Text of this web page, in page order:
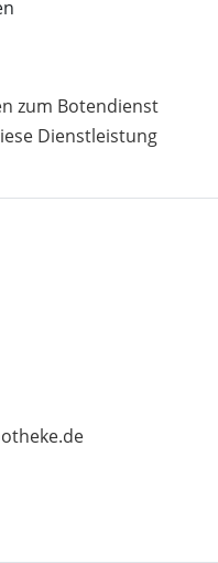
zum Botendienst
Dienstleistung